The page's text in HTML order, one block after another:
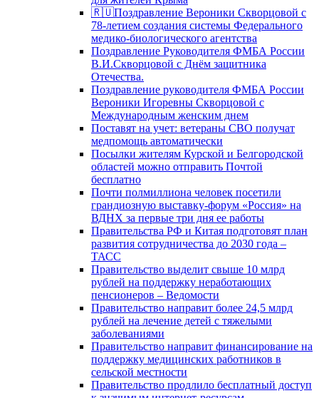
🇷🇺Поздравление Вероники Скворцовой с
78-летием создания системы Федерального
медико-биологического агентства
Поздравление Руководителя ФМБА России
В.И.Скворцовой с Днём защитника
Отечества.
Поздравление руководителя ФМБА России
Вероники Игоревны Скворцовой с
Международным женским днем
Поставят на учет: ветераны СВО получат
медпомощь автоматически
Посылки жителям Курской и Белгородской
областей можно отправить Почтой
бесплатно
Почти полмиллиона человек посетили
грандиозную выставку-форум «Россия» на
ВДНХ за первые три дня ее работы
Правительства РФ и Китая подготовят план
развития сотрудничества до 2030 года –
ТАСС
Правительство выделит свыше 10 млрд
рублей на поддержку неработающих
пенсионеров – Ведомости
Правительство направит более 24,5 млрд
рублей на лечение детей с тяжелыми
заболеваниями
Правительство направит финансирование на
поддержку медицинских работников в
сельской местности
Правительство продлило бесплатный доступ